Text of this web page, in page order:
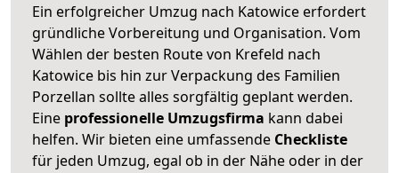
Ein erfolgreicher Umzug nach Katowice erfordert
gründliche Vorbereitung und Organisation. Vom
Wählen der besten Route von Krefeld nach
Katowice bis hin zur Verpackung des Familien
Porzellan sollte alles sorgfältig geplant werden.
Eine professionelle Umzugsfirma kann dabei
helfen. Wir bieten eine umfassende Checkliste
für jeden Umzug, egal ob in der Nähe oder in der